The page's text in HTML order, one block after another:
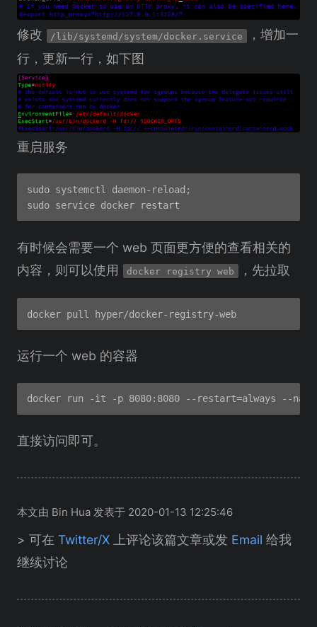
修改 /lib/systemd/system/docker.service
，增加一
行，更新一行，如下图
重启服务
sudo systemctl daemon-reload;
有时候会需要一个 web 页面更方便的查看相关的
内容，则可以使用
docker registry web ，先拉取
运行一个 web 的容器
直接访问即可。
本文由 Bin Hua 发表于 2020-01-13 12:25:46
> 可在 Twitter/X 上评论该篇文章或发 Email 给我
继续讨论